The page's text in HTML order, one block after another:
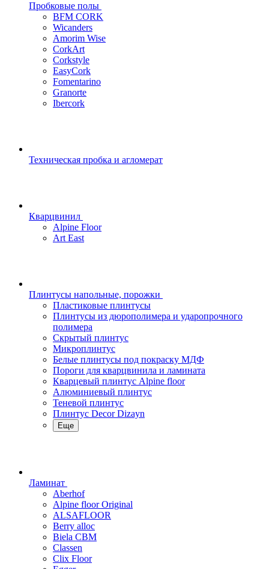
Пробковые полы
BFM CORK
Wicanders
Amorim Wise
CorkArt
Corkstyle
EasyCork
Fomentarino
Granorte
Ibercork
Техническая пробка и агломерат
Кварцвинил
Alpine Floor
Art East
Плинтусы напольные, порожки
Пластиковые плинтусы
Плинтусы из дюрополимера и ударопрочного
полимера
Скрытый плинтус
Микроплинтус
Белые плинтусы под покраску МДФ
Пороги для кварцвинила и ламината
Кварцевый плинтус Alpine floor
Алюминиевый плинтус
Теневой плинтус
Плинтус Decor Dizayn
Еще
Ламинат
Aberhof
Alpine floor Original
ALSAFLOOR
Berry alloc
Biela CBM
Classen
Clix Floor